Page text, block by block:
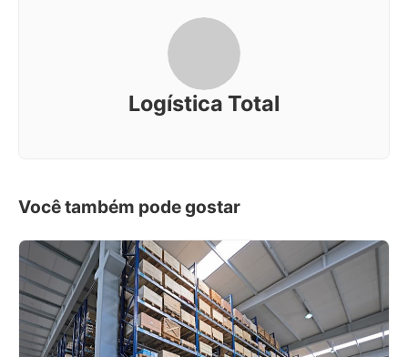
Logística Total
Você também pode gostar